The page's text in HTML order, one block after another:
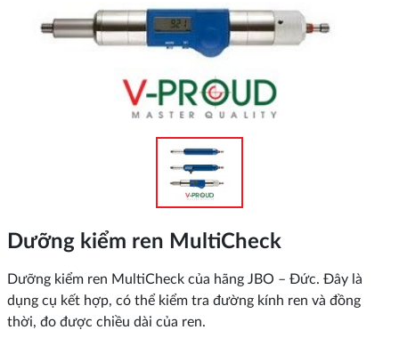
Dưỡng kiểm ren MultiCheck
Dưỡng kiểm ren MultiCheck của hãng JBO – Đức. Đây là
dụng cụ kết hợp, có thể kiểm tra đường kính ren và đồng
thời, đo được chiều dài của ren.